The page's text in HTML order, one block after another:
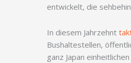
entwickelt, die
In diesem Jahrzehnt
Bushaltestellen,
ganz Japan